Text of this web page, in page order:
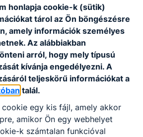
honlapja cookie-k (sütik)
tárol az Ön böngészésre
amely információk személyes
Az alábbiakban
arról, hogy mely típusú
kívánja engedélyezni. A
teljeskörű információkat a
talál.
egy kis fájl, amely akkor
amikor Ön egy webhelyet
k számtalan funkcióval